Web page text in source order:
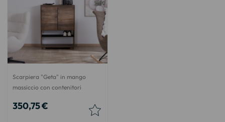
Scarpiera "Geta" in mango
massiccio con contenitori
350,75 €